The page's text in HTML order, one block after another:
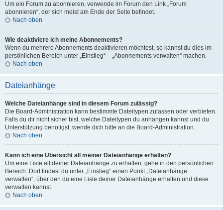
Um ein Forum zu abonnieren, verwende im Forum den Link „Forum
abonnieren“, der sich meist am Ende der Seite befindet.
Nach oben
Wie deaktiviere ich meine Abonnements?
Wenn du mehrere Abonnements deaktivieren möchtest, so kannst du dies im
persönlichen Bereich unter „Einstieg“ – „Abonnements verwalten“ machen.
Nach oben
Dateianhänge
Welche Dateianhänge sind in diesem Forum zulässig?
Die Board-Administration kann bestimmte Dateitypen zulassen oder verbieten.
Falls du dir nicht sicher bist, welche Dateitypen du anhängen kannst und du
Unterstützung benötigst, wende dich bitte an die Board-Administration.
Nach oben
Kann ich eine Übersicht all meiner Dateianhänge erhalten?
Um eine Liste all deiner Dateianhänge zu erhalten, gehe in den persönlichen
Bereich. Dort findest du unter „Einstieg“ einen Punkt „Dateianhänge
verwalten“, über den du eine Liste deiner Dateianhänge erhalten und diese
verwalten kannst.
Nach oben